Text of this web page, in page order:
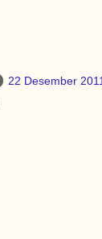
22 Desember